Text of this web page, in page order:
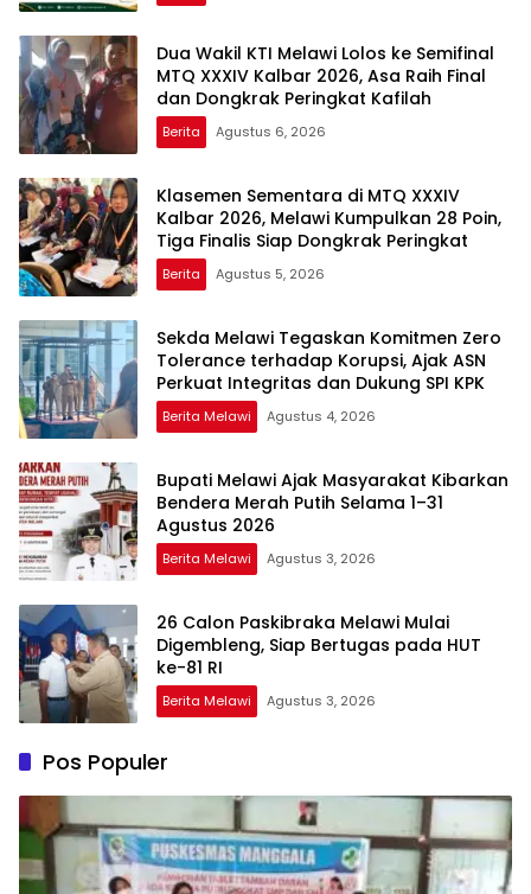
Dua Wakil KTI Melawi Lolos ke Semifinal
MTQ XXXIV Kalbar 2026, Asa Raih Final
dan Dongkrak Peringkat Kafilah
Berita Agustus 6, 2026
Klasemen Sementara di MTQ XXXIV
Kalbar 2026, Melawi Kumpulkan 28 Poin,
Tiga Finalis Siap Dongkrak Peringkat
Berita Agustus 5, 2026
Sekda Melawi Tegaskan Komitmen Zero
Tolerance terhadap Korupsi, Ajak ASN
Perkuat Integritas dan Dukung SPI KPK
Berita Melawi Agustus 4, 2026
Bupati Melawi Ajak Masyarakat Kibarkan
Bendera Merah Putih Selama 1–31
Agustus 2026
Berita Melawi Agustus 3, 2026
26 Calon Paskibraka Melawi Mulai
Digembleng, Siap Bertugas pada HUT
ke-81 RI
Berita Melawi Agustus 3, 2026
Pos Populer